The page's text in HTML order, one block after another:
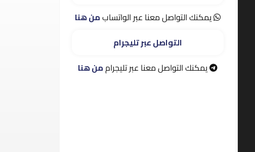
يمكنك التواصل معنا عبر الواتسابمن هنا
التواصل عبر تليجرام
يمكنك التواصل معنا عبر تليجراممن هنا